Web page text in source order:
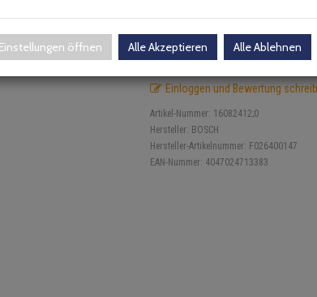
E83
Einloggen und Bewertung
Artikel-Nummer: 16082412;0
Hersteller: BOSCH
Hersteller-Artikelnummer: F026400147
EAN-Nummer: 4047024713383
Einstellungen öffnen Alle Akzeptieren Alle Ablehnen